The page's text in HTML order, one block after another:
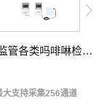
将军系列多功能消防报警控制主机（可集中监管各类吗啡啉检测仪）
大支持采集256通道